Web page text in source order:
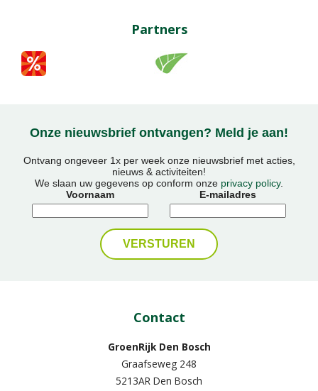
Partners
Onze nieuwsbrief ontvangen? Meld je aan!
Ontvang ongeveer 1x per week onze nieuwsbrief met acties,
nieuws & activiteiten!
We slaan uw gegevens op conform onze privacy policy.
Voornaam
E-mailadres
Contact
GroenRijk Den Bosch
Graafseweg 248
5213AR Den Bosch